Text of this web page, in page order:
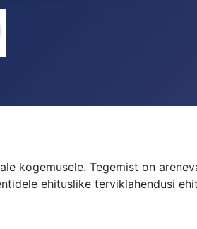
kogemusele. Tegemist on
ehituslike terviklahendusi